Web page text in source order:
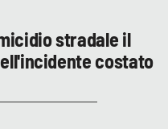
stradale il
costato